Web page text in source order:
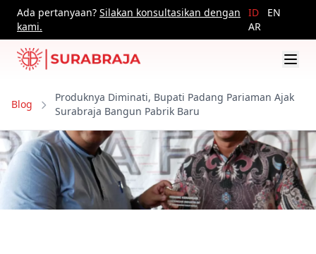
Ada pertanyaan? Silakan konsultasikan dengan
kami.
ID
EN
AR
Blog
Produknya Diminati, Bupati Padang Pariaman Ajak
Surabraja Bangun Pabrik Baru